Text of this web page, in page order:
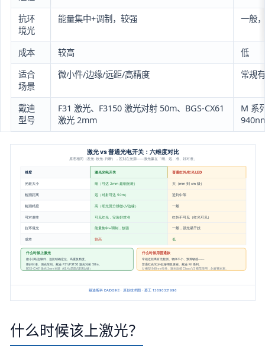
抗环
境光
能量集中+调制，较强 一般
成本 较高
低
适合
场景
微小件/边缘/远距/高精度 常规
戴迪
型号
F31 激光、F3150 激光对射 50m、BGS-CX61
激光 2mm
M 系
什么时候该上激光？